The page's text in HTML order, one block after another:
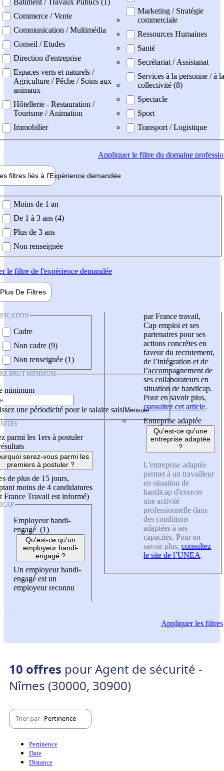
Commerce / Vente
Communication / Multimédia
Conseil / Etudes
Direction d'entreprise
Espaces verts et naturels /
Agriculture / Pêche / Soins aux
animaux
Hôtellerie - Restauration /
Tourisme / Animation
Immobilier
Marketing / Stratégie
commerciale
Ressources Humaines
Santé
Secrétariat / Assistanat
Services à la personne / à la
collectivité (8)
Spectacle
Sport
Transport / Logistique
Appliquerle filtre du domaine
filtres liés à l'Expérience demandée
demandée
Moins de 1 an
De 1 à 3 ans (4)
Plus de 3 ans
Non renseignée
le filtre de l'expérience demandée
Plus De Filtres
Cadre
Non cadre (9)
Non renseignée (1)
BRUT MINIMUM
minimum
une périodicité pour le salaire saisi
parmi les 1ers à postuler
serez-vous parmi les
premiers à postuler ?
de plus de 15 jours,
moins de 4 candidatures
France Travail est informé)
Employeur handi-
engagé (1)
Qu'est-ce qu'un
employeur handi-
engagé ?
Un employeur handi-
engagé est un
employeur reconnu
par France travail,
Cap emploi et ses
partenaires pour ses
actions concrètes en
faveur du recrutement,
de l’intégration et de
l’accompagnement de
ses collaborateurs en
situation de handicap.
Pour en savoir plus,
consultez cet article.
Entreprise adaptée
Qu'est-ce qu'une
entreprise adaptée
?
L'entreprise adaptée
permet à un travailleur
en situation de
handicap d'exercer
une activité
professionnelle dans
des conditions
adaptées à ses
capacités. Pour en
savoir plus, consultez
le site de l’UNEA.
Appliquerles filtres
10 offres pour Agent de sécurité -
Nîmes (30000, 30900)
Trier par Pertinence
Pertinence
Date
Distance